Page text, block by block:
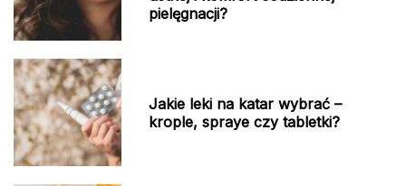
pielęgnacji?
Jakie leki na katar wybrać –
krople, spraye czy tabletki?